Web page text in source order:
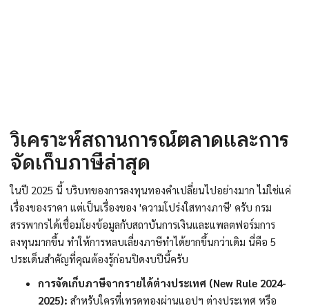
วิเคราะห์สถานการณ์ตลาดและการ
จัดเก็บภาษีล่าสุด
ในปี 2025 นี้ บริบทของการลงทุนทองคำเปลี่ยนไปอย่างมาก ไม่ใช่แค่
เรื่องของราคา แต่เป็นเรื่องของ 'ความโปร่งใสทางภาษี' ครับ กรม
สรรพากรได้เชื่อมโยงข้อมูลกับสถาบันการเงินและแพลตฟอร์มการ
ลงทุนมากขึ้น ทำให้การหลบเลี่ยงภาษีทำได้ยากขึ้นกว่าเดิม นี่คือ 5
ประเด็นสำคัญที่คุณต้องรู้ก่อนปิดงบปีนี้ครับ
การจัดเก็บภาษีจากรายได้ต่างประเทศ (New Rule 2024-
2025): สำหรับใครที่เทรดทองผ่านแอปฯ ต่างประเทศ หรือ